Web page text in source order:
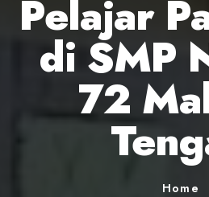
Pelajar
di SMP
72
Home